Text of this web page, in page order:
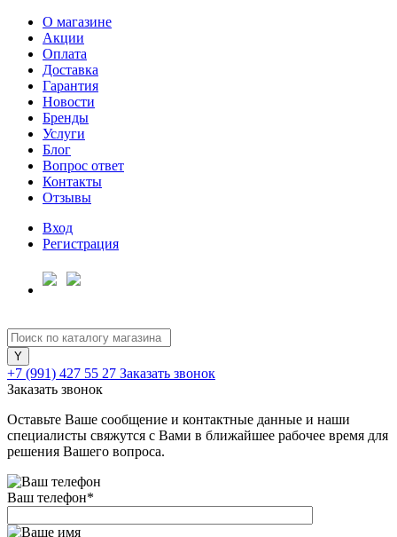
О магазине
Акции
Оплата
Доставка
Гарантия
Новости
Бренды
Услуги
Блог
Вопрос ответ
Контакты
Отзывы
Вход
Регистрация
+7 (991) 427 55 27 Заказать звонок
Заказать звонок
Оставьте Ваше сообщение и контактные данные и наши
специалисты свяжутся с Вами в ближайшее рабочее время для
решения Вашего вопроса.
Ваш телефон*
Для клиентов всех банков
Разбейте
оплатуна части
без переплат
График платежей
Сегодня
25%
Добавляйте товары
в корзину
Оплачивайте сегодня только
25% картой любого банка